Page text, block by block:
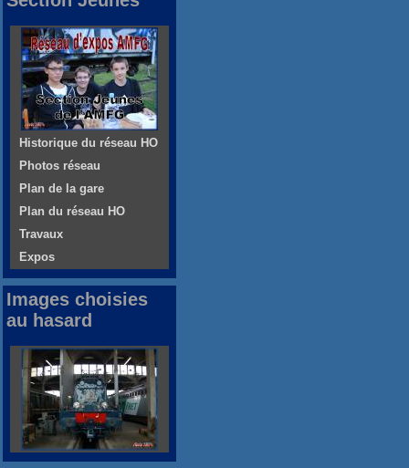
Historique du réseau HO
Photos réseau
Plan de la gare
Plan du réseau HO
Travaux
Expos
Images choisies
au hasard